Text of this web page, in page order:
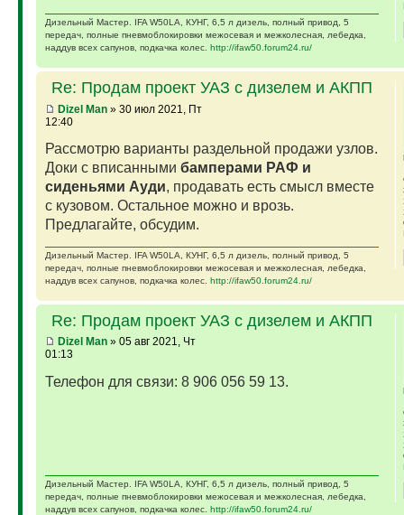
Дизельный Мастер. IFA W50LA, КУНГ, 6,5 л дизель, полный привод, 5
передач, полные пневмоблокировки межосевая и межколесная, лебедка,
наддув всех сапунов, подкачка колес. http://ifaw50.forum24.ru/
Re: Продам проект УАЗ с дизелем и АКПП
Dizel Man» 30 июл 2021, Пт
12:40
Рассмотрю варианты раздельной продажи узлов.
Доки с вписанными бамперами РАФ и
сиденьями Ауди, продавать есть смысл вместе
с кузовом. Остальное можно и врозь.
Предлагайте, обсудим.
Дизельный Мастер. IFA W50LA, КУНГ, 6,5 л дизель, полный привод, 5
передач, полные пневмоблокировки межосевая и межколесная, лебедка,
наддув всех сапунов, подкачка колес. http://ifaw50.forum24.ru/
Re: Продам проект УАЗ с дизелем и АКПП
Dizel Man» 05 авг 2021, Чт
01:13
Телефон для связи: 8 906 056 59 13.
Дизельный Мастер. IFA W50LA, КУНГ, 6,5 л дизель, полный привод, 5
передач, полные пневмоблокировки межосевая и межколесная, лебедка,
наддув всех сапунов, подкачка колес. http://ifaw50.forum24.ru/